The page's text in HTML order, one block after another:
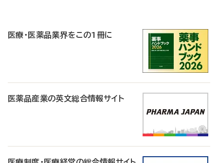
医療・医薬品業界をこの1冊に
医薬品産業の英文総合情報サイト